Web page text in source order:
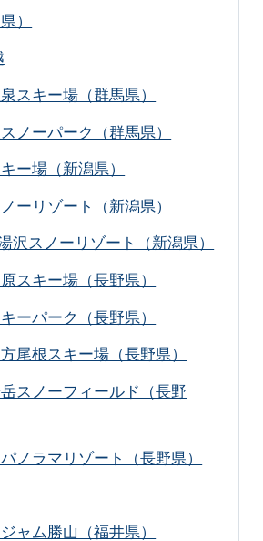
）
スキー場（群馬県）
ノーパーク（群馬県）
ー場（新潟県）
ーリゾート（新潟県）
沢スノーリゾート（新潟県）
スキー場（長野県）
ーパーク（長野県）
尾根スキー場（長野県）
スノーフィールド（長野
ノラマリゾート（長野県）
ャム勝山（福井県）